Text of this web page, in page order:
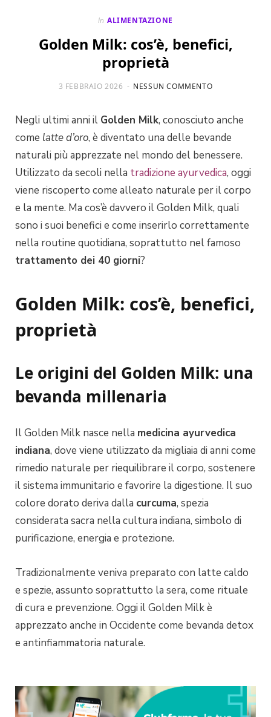
In ALIMENTAZIONE
Golden Milk: cos’è, benefici,
proprietà
3 FEBBRAIO 2026 NESSUN COMMENTO
Negli ultimi anni il Golden Milk, conosciuto anche
come latte d’oro, è diventato una delle bevande
naturali più apprezzate nel mondo del benessere.
Utilizzato da secoli nella tradizione ayurvedica, oggi
viene riscoperto come alleato naturale per il corpo
e la mente. Ma cos’è davvero il Golden Milk, quali
sono i suoi benefici e come inserirlo correttamente
nella routine quotidiana, soprattutto nel famoso
trattamento dei 40 giorni?
Golden Milk: cos’è, benefici,
proprietà
Le origini del Golden Milk: una
bevanda millenaria
Il Golden Milk nasce nella medicina ayurvedica
indiana, dove viene utilizzato da migliaia di anni come
rimedio naturale per riequilibrare il corpo, sostenere
il sistema immunitario e favorire la digestione. Il suo
colore dorato deriva dalla curcuma, spezia
considerata sacra nella cultura indiana, simbolo di
purificazione, energia e protezione.
Tradizionalmente veniva preparato con latte caldo
e spezie, assunto soprattutto la sera, come rituale
di cura e prevenzione. Oggi il Golden Milk è
apprezzato anche in Occidente come bevanda detox
e antinfiammatoria naturale.